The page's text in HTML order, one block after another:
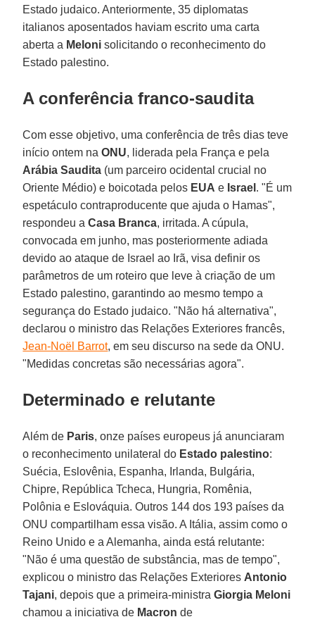
Estado judaico. Anteriormente, 35 diplomatas
italianos aposentados haviam escrito uma carta
aberta a Meloni solicitando o reconhecimento do
Estado palestino.
A conferência franco-saudita
Com esse objetivo, uma conferência de três dias teve
início ontem naONU, liderada pela França e pela
Arábia Saudita (um parceiro ocidental crucial no
Oriente Médio) e boicotada pelos EUA e Israel . "É um
espetáculo contraproducente que ajuda o Hamas",
respondeu aCasa Branca, irritada. A cúpula,
convocada em junho, mas posteriormente adiada
devido ao ataque de Israel ao Irã, visa definir os
parâmetros de um roteiro que leve à criação de um
Estado palestino, garantindo ao mesmo tempo a
segurança do Estado judaico. "Não há alternativa",
declarou o ministro das Relações Exteriores francês,
Jean-Noël Barrot, em seu discurso na sede da ONU.
"Medidas concretas são necessárias agora".
Determinado e relutante
Além de Paris, onze países europeus já anunciaram
o reconhecimento unilateral do Estado palestino:
Suécia, Eslovênia, Espanha, Irlanda, Bulgária,
Chipre, República Tcheca, Hungria, Romênia,
Polônia e Eslováquia. Outros 144 dos 193 países da
ONU compartilham essa visão. A Itália, assim como o
Reino Unido e a Alemanha, ainda está relutante:
"Não é uma questão de substância, mas de tempo",
explicou o ministro das Relações Exteriores Antonio
Tajani, depois que a primeira-ministraGiorgia Meloni
chamou a iniciativa de Macron de